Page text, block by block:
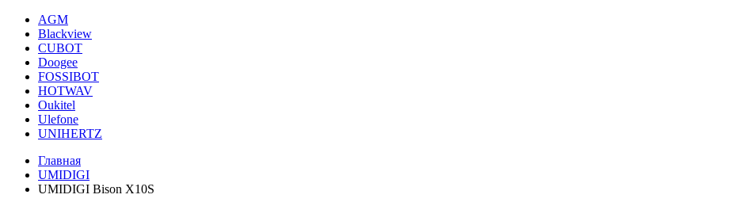
AGM
Blackview
CUBOT
Doogee
FOSSIBOT
HOTWAV
Oukitel
Ulefone
UNIHERTZ
Главная
UMIDIGI
UMIDIGI Bison X10S